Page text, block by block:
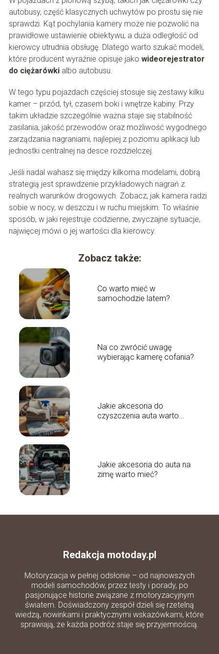
autobusy, część klasycznych uchwytów po prostu się nie
sprawdzi. Kąt pochylania kamery może nie pozwolić na
prawidłowe ustawienie obiektywu, a duża odległość od
kierowcy utrudnia obsługę. Dlatego warto szukać modeli,
które producent wyraźnie opisuje jako wideorejestrator
do ciężarówkialbo autobusu.
W tego typu pojazdach częściej stosuje się zestawy kilku
kamer – przód, tył, czasem boki i wnętrze kabiny. Przy
takim układzie szczególnie ważna staje się stabilność
zasilania, jakość przewodów oraz możliwość wygodnego
zarządzania nagraniami, najlepiej z poziomu aplikacji lub
jednostki centralnej na desce rozdzielczej.
Jeśli nadal wahasz się między kilkoma modelami, dobrą
strategią jest sprawdzenie przykładowych nagrań z
realnych warunków drogowych. Zobacz, jak kamera radzi
sobie w nocy, w deszczu i w ruchu miejskim. To właśnie
sposób, w jaki rejestruje codzienne, zwyczajne sytuacje,
najwięcej mówi o jej wartości dla kierowcy.
Zobacz także:
Co warto mieć w
samochodzie latem?
Na co zwrócić uwagę
wybierając kamerę cofania?
Jakie akcesoria do
czyszczenia auta warto
Jakie akcesoria do auta na
zimę warto mieć?
Redakcja motoday.pl
Motoryzacja w pełnej odsłonie – od najnowszych
modeli samochodów, przez testy i porady, po
pasjonujące historie związane z motoryzacyjnym
światem. Doświadczony zespół dzieli się rzetelną
wiedzą, nowinkami i praktycznymi wskazówkami, które
sprawiają, że każda podróż staje się przyjemnością.